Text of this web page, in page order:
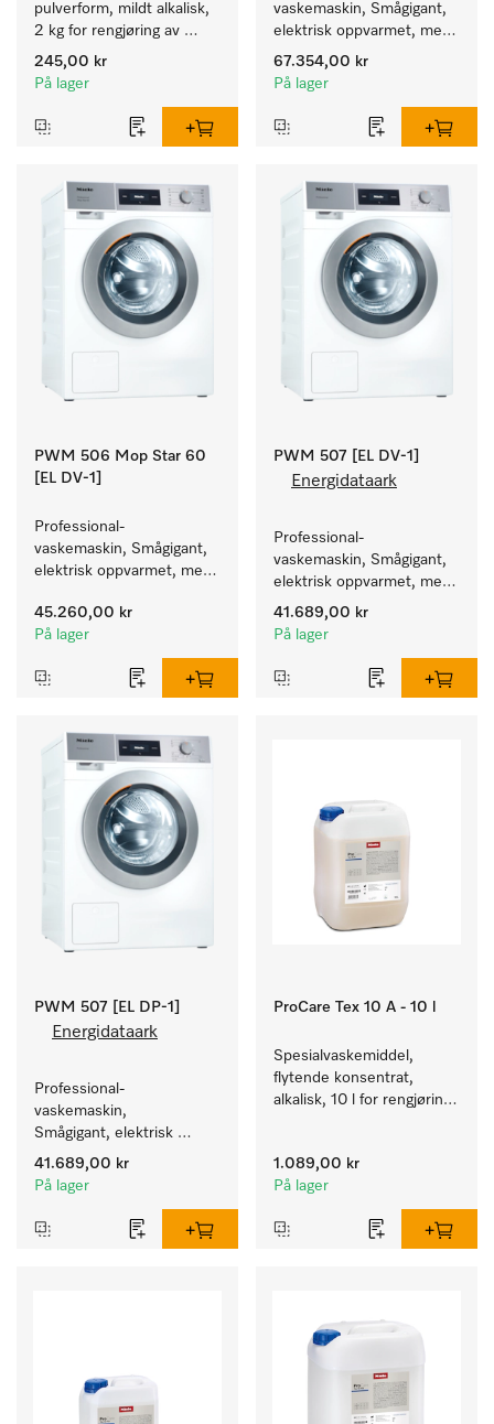
pulverform, mildt alkalisk,
2 kg for rengjøring av
sterkt tilsmusset servise,
bestikk og glass.
245,00 kr
På lager
vaskemaskin, Smågigant,
elektrisk oppvarmet, med
avløpsventil spesielt for
behovene innen Facility
8 kg.
67.354,00 kr
På lager
PWM 506 Mop Star 60
[EL DV-1]
Professional-
vaskemaskin, Smågigant,
elektrisk oppvarmet, med
behovene innen Facility
Management. Kapasitet
45.260,00 kr
På lager
PWM 507 [EL DV-1]
Energidataark
Professional-
vaskemaskin, Smågigant,
elektrisk oppvarmet, med
avløpsventil og
programmer rettet mot
Kapasitet 7 kg i 59 min.
41.689,00 kr
På lager
PWM 507 [EL DP-1]
Energidataark
Professional-
vaskemaskin,
Smågigant, elektrisk
oppvarmet, med
avløpspumpe og
spesielle målgrupper.
Kapasitet 7 kg i 59 min.
41.689,00 kr
På lager
ProCare Tex 10 A - 10 l
Spesialvaskemiddel,
flytende konsentrat,
alkalisk, 10 l for rengjøring
1.089,00 kr
På lager